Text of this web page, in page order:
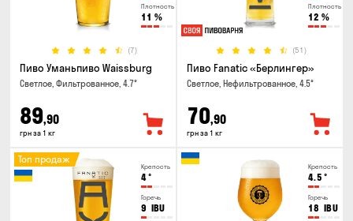
Плотность
11 %
(7)
Пиво Уманьпиво Waissburg
Светлое, Фильтрованное, 4.7°
89,90
грн за 1 кг
Плотность
12 %
(51)
Пиво Fanatic «Берлингер»
Светлое, Нефильтрованное, 4.5°
70,90
грн за 1 кг
Крепость
4°
Горечь
9 IBU
Топ продаж
Крепость
4.5 °
Горечь
18 IBU